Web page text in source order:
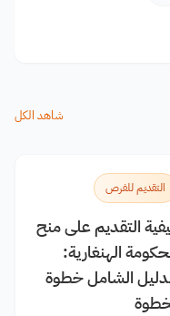
شاهد الكل
التقديم للفرص
التقديم على منح
الهنغارية:
الشامل خطوة